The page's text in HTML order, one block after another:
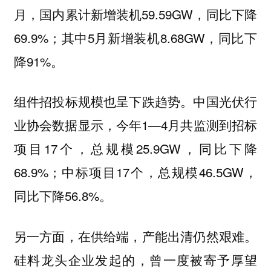
月，国内累计新增装机59.59GW，同比下降
69.9%；其中5月新增装机8.68GW，同比下
降91%。
组件招投标规模也呈下跌趋势。中国光伏行
业协会数据显示，今年1—4月共监测到招标
项目17个，总规模25.9GW，同比下降
68.9%；中标项目17个，总规模46.5GW，
同比下降56.8%。
另一方面，在供给端，产能出清仍然艰难。
硅料龙头企业发起的，曾一度被寄予厚望